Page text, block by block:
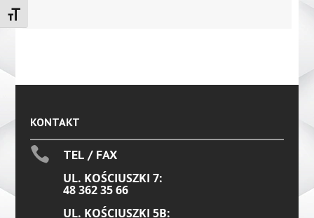
Toggle Font size
KONTAKT
 TEL / FAX
UL. KOŚCIUSZKI 7:
48 362 35 66
UL. KOŚCIUSZKI 5B: